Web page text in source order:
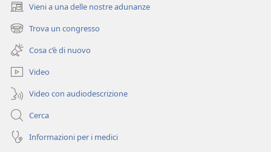
Vieni a una delle nostre adunanze
(apre
una
nuova
finestra)
Trova un congresso
(apre
una
nuova
finestra)
Cosa c’è di nuovo
Video
Video con audiodescrizione
Cerca
Informazioni per i medici